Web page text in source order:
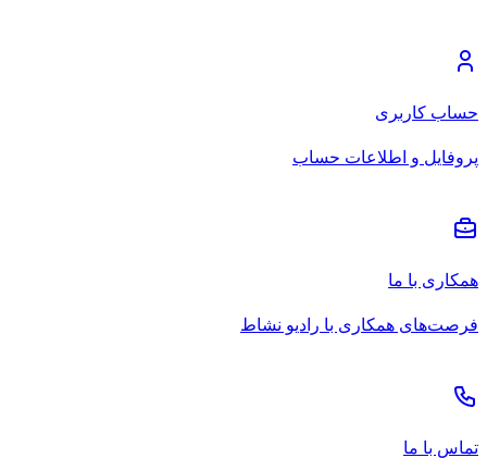
حساب کاربری
پروفایل و اطلاعات حساب
همکاری با ما
فرصت‌های همکاری با رادیو نشاط
تماس با ما